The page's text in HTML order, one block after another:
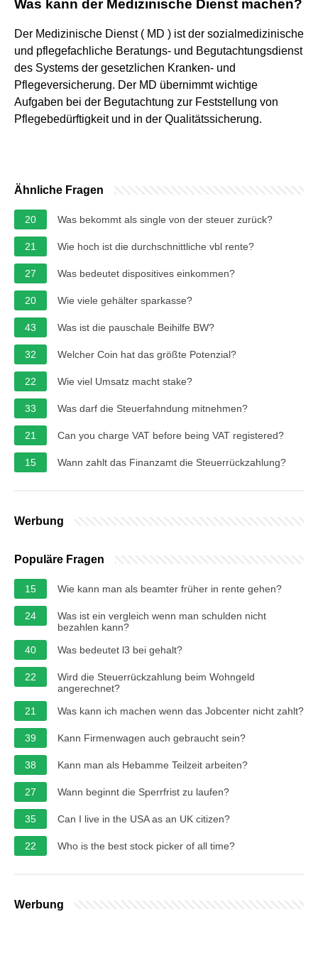
Was kann der Medizinische Dienst machen?
Der Medizinische Dienst ( MD ) ist der sozialmedizinische
und pflegefachliche Beratungs- und Begutachtungsdienst
des Systems der gesetzlichen Kranken- und
Pflegeversicherung. Der MD übernimmt wichtige
Aufgaben bei der Begutachtung zur Feststellung von
Pflegebedürftigkeit und in der Qualitätssicherung.
Ähnliche Fragen
20 Was bekommt als single von der steuer zurück?
21 Wie hoch ist die durchschnittliche vbl rente?
27 Was bedeutet dispositives einkommen?
20 Wie viele gehälter sparkasse?
43 Was ist die pauschale Beihilfe BW?
32 Welcher Coin hat das größte Potenzial?
22 Wie viel Umsatz macht stake?
33 Was darf die Steuerfahndung mitnehmen?
21 Can you charge VAT before being VAT registered?
15 Wann zahlt das Finanzamt die Steuerrückzahlung?
Werbung
Populäre Fragen
15 Wie kann man als beamter früher in rente gehen?
24
Was ist ein vergleich wenn man schulden nicht
bezahlen kann?
40
Was bedeutet l3 bei gehalt?
22
Wird die Steuerrückzahlung beim Wohngeld
angerechnet?
21
Was kann ich machen wenn das Jobcenter nicht zahlt?
39 Kann Firmenwagen auch gebraucht sein?
38 Kann man als Hebamme Teilzeit arbeiten?
27 Wann beginnt die Sperrfrist zu laufen?
35 Can I live in the USA as an UK citizen?
22 Who is the best stock picker of all time?
Werbung